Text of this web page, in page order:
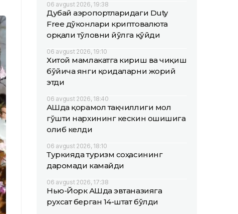
06 avgust 2026, 19:38
Дубай аэропортларидаги Duty
Free дўконлари криптовалюта
орқали тўловни йўлга қўйди
06 avgust 2026, 19:10
Хитой мамлакатга кириш ва чиқиш
бўйича янги қоидаларни жорий
этди
06 avgust 2026, 18:40
АҚШда қорамол тақчиллиги мол
гўшти нархининг кескин ошишига
олиб келди
06 avgust 2026, 18:10
Туркияда туризм соҳасининг
даромади камайди
06 avgust 2026, 17:38
Нью-Йорк АҚШда эвтаназияга
рухсат берган 14-штат бўлди